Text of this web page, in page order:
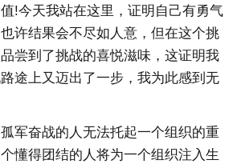
!今天我站在这里，证明自己有勇气
许结果会不尽如人意，但在这个挑
尝到了挑战的喜悦滋味，这证明我
途上又迈出了一步，我为此感到无
军奋战的人无法托起一个组织的重
懂得团结的人将为一个组织注入生